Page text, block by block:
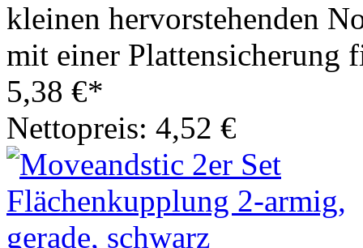
kleinen hervorstehenden
mit einer Plattensicherung
5,38 €*
Nettopreis: 4,52 €